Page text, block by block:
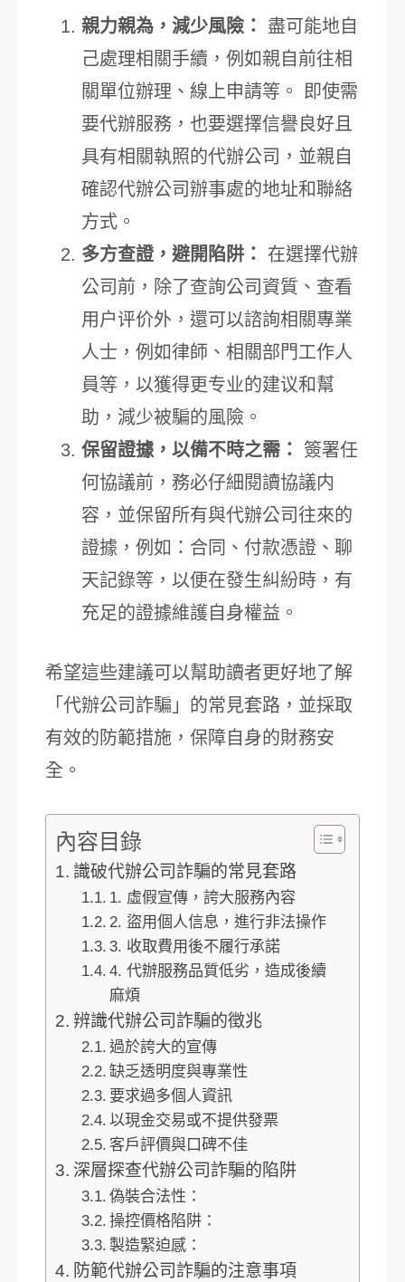
親力親為，減少風險：
盡可能地自
己處理相關手續，例如親自前往相
關單位辦理、線上申請等。 即使需
要代辦服務，也要選擇信譽良好且
具有相關執照的代辦公司，並親自
確認代辦公司辦事處的地址和聯絡
方式。
多方查證，避開陷阱：
在選擇代辦
公司前，除了查詢公司資質、查看
用户评价外，還可以諮詢相關專業
人士，例如律師、相關部門工作人
員等，以獲得更专业的建议和幫
助，減少被騙的風險。
保留證據，以備不時之需：
簽署任
何協議前，務必仔細閱讀協議内
容，並保留所有與代辦公司往來的
證據，例如：合同、付款憑證、聊
天記錄等，以便在發生糾紛時，有
充足的證據維護自身權益。
希望這些建議可以幫助讀者更好地了解
「代辦公司詐騙」的常見套路，並採取
有效的防範措施，保障自身的財務安
全。
內容目錄
識破代辦公司詐騙的常見套路
1. 虛假宣傳，誇大服務內容
2. 盜用個人信息，進行非法操作
3. 收取費用後不履行承諾
4. 代辦服務品質低劣，造成後續
麻煩
辨識代辦公司詐騙的徵兆
過於誇大的宣傳
缺乏透明度與專業性
要求過多個人資訊
以現金交易或不提供發票
客戶評價與口碑不佳
深層探查代辦公司詐騙的陷阱
偽裝合法性：
操控價格陷阱：
製造緊迫感：
防範代辦公司詐騙的注意事項